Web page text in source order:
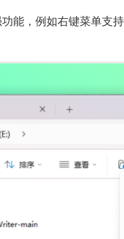
能，例如右键菜单支